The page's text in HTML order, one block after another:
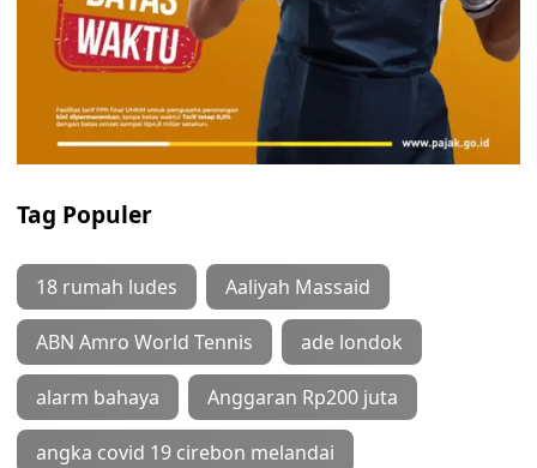
Tag Populer
18 rumah ludes Aaliyah Massaid
ABN Amro World Tennis ade londok
alarm bahaya Anggaran Rp200 juta
angka covid 19 cirebon melandai